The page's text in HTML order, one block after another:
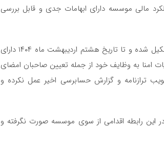
مالی موسسه دارای ابهامات جدی و قابل بررسی
دور دوم هیات امنای موسسه در تاریخ هشتم اردیبهشت ماه ۱۴۰۰ تشکیل شده و تا تاریخ هشتم اردیبهشت ماه ۱۴۰۴ دارای
امنا به وظایف خود از جمله تعیین صاحبان امضای
ترازنامه و گزارش حسابرسی اخیر عمل نکرده و
این رابطه اقدامی از سوی موسسه صورت نگرفته و